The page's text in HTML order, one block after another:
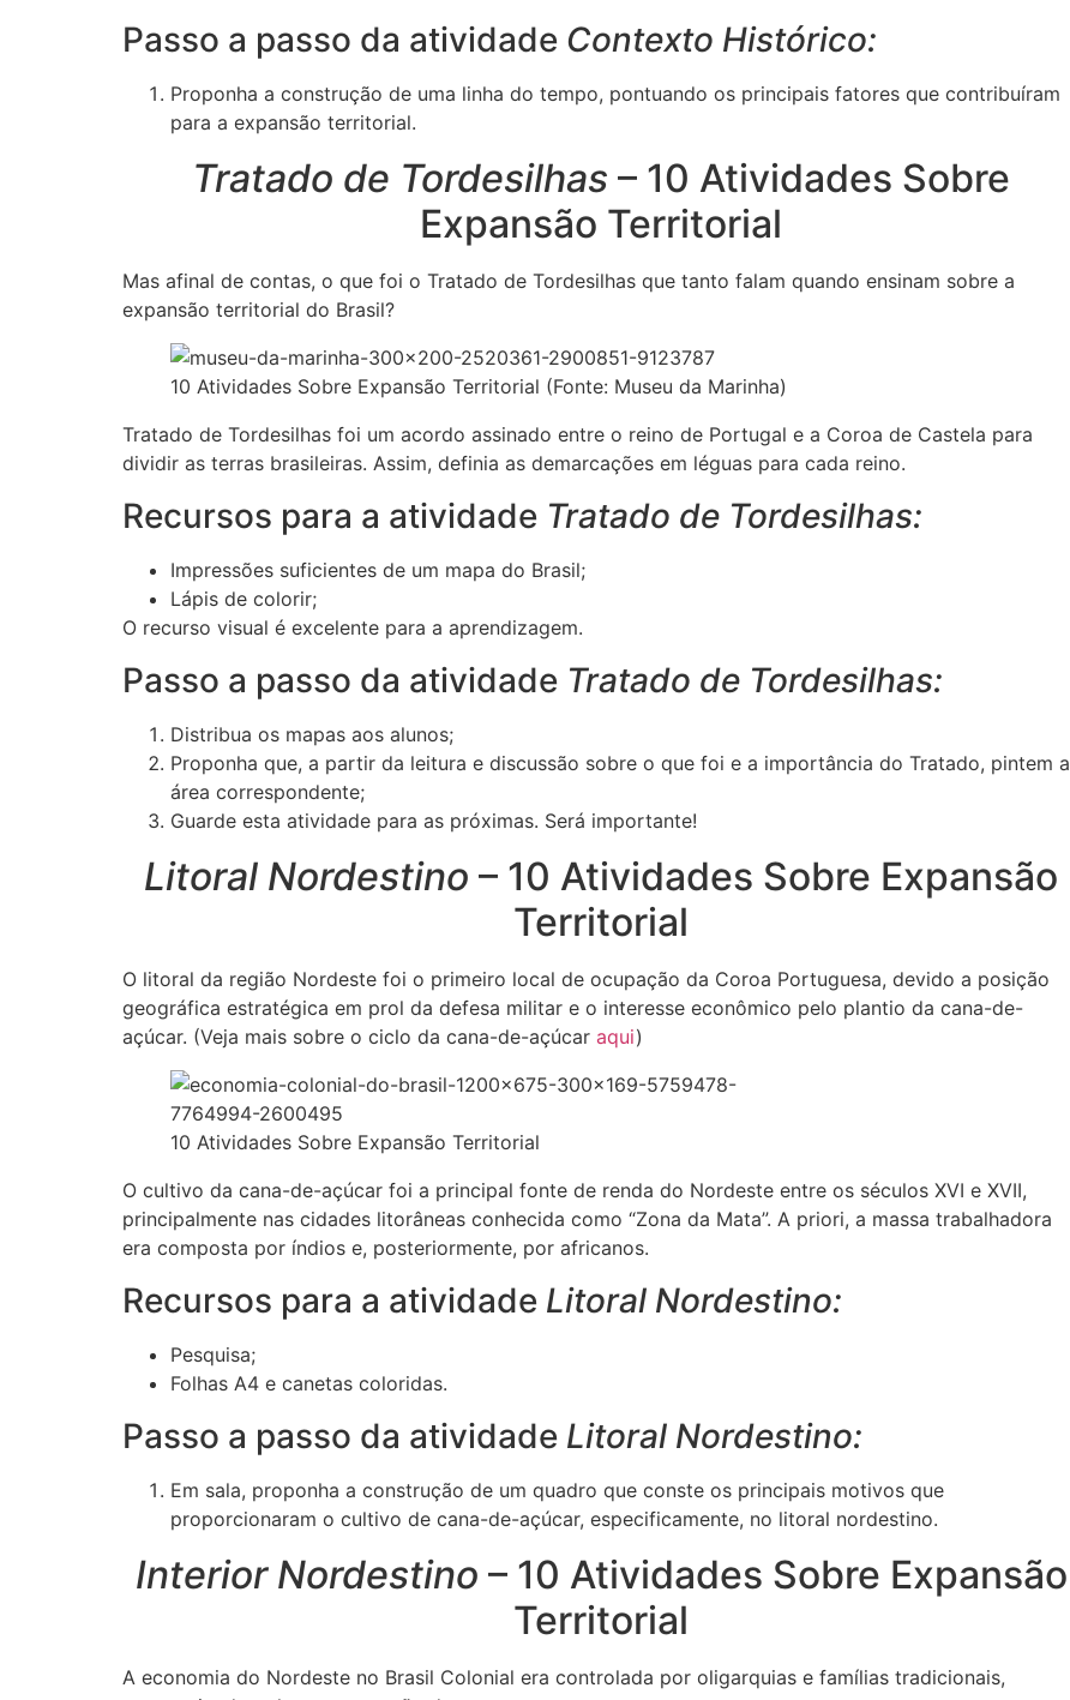
Passo a passo da atividade Contexto Histórico:
Proponha a construção de uma linha do tempo, pontuando os principais fatores que contribuíram
para a expansão territorial.
Tratado de Tordesilhas – 10 Atividades Sobre
Expansão Territorial
Mas afinal de contas, o que foi o Tratado de Tordesilhas que tanto falam quando ensinam sobre a
expansão territorial do Brasil?
10 Atividades Sobre Expansão Territorial (Fonte: Museu da Marinha)
Tratado de Tordesilhas foi um acordo assinado entre o reino de Portugal e a Coroa de Castela para
dividir as terras brasileiras. Assim, definia as demarcações em léguas para cada reino.
Recursos para a atividade Tratado de Tordesilhas:
Impressões suficientes de um mapa do Brasil;
Lápis de colorir;
O recurso visual é excelente para a aprendizagem.
Passo a passo da atividade Tratado de Tordesilhas:
Distribua os mapas aos alunos;
Proponha que, a partir da leitura e discussão sobre o que foi e a importância do Tratado, pintem a
área correspondente;
Guarde esta atividade para as próximas. Será importante!
Litoral Nordestino – 10 Atividades Sobre Expansão
Territorial
O litoral da região Nordeste foi o primeiro local de ocupação da Coroa Portuguesa, devido a posição
geográfica estratégica em prol da defesa militar e o interesse econômico pelo plantio da cana-de-
açúcar. (Veja mais sobre o ciclo da cana-de-açúcar aqui)
10 Atividades Sobre Expansão Territorial
O cultivo da cana-de-açúcar foi a principal fonte de renda do Nordeste entre os séculos XVI e XVII,
principalmente nas cidades litorâneas conhecida como “Zona da Mata”. A priori, a massa trabalhadora
era composta por índios e, posteriormente, por africanos.
Recursos para a atividade Litoral Nordestino:
Pesquisa;
Folhas A4 e canetas coloridas.
Passo a passo da atividade Litoral Nordestino:
Em sala, proponha a construção de um quadro que conste os principais motivos que
proporcionaram o cultivo de cana-de-açúcar, especificamente, no litoral nordestino.
Interior Nordestino – 10 Atividades Sobre Expansão
Territorial
A economia do Nordeste no Brasil Colonial era controlada por oligarquias e famílias tradicionais,